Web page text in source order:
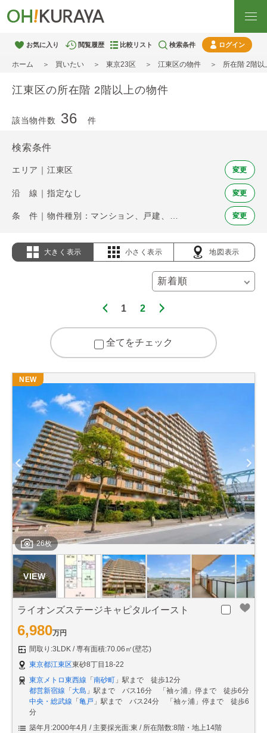
お気に入り 閲覧履歴 比較リスト 検索条件 ログイン
ホーム 買いたい 東京23区 江東区の物件 所在階 2階以
江東区の所在階 2階以上の物件
該当物件数 36 件
検索条件
エリア｜江東区 変更
沿 線｜指定なし 変更
変更
大きく表示 小さく表示 地図表示
1 2
全てをチェック
26枚
NEW
ライオンズステージキャピタルイースト
6,980万円
間取り:3LDK
専有面積:70.06㎡(壁芯)
東京都江東区東砂8丁目18-22
東京メトロ東西線 「 南砂町 」駅まで 徒歩12分
都営新宿線 「 大島 」駅まで バス16分 「袖ヶ浦」停まで 徒歩6分
中央・総武線 「 亀戸 」駅まで バス24分 「袖ヶ浦」停まで 徒歩6
分
築年月:2000年4月
主要採光面:東 所在階数:8階・地上14階